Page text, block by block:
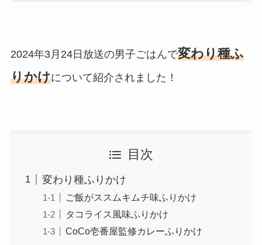
2024年3月24日放送の男子ごはんで変わり種ふ
りかけについて紹介されました！
目次
変わり種ふりかけ
ご飯がススムキムチ味ふりかけ
タコライス風味ふりかけ
CoCo壱番屋監修カレーふりかけ